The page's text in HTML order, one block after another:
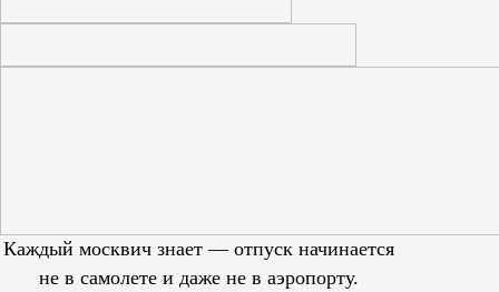
Каждый москвич знает — отпуск начинается
не в самолете и даже не в аэропорту.